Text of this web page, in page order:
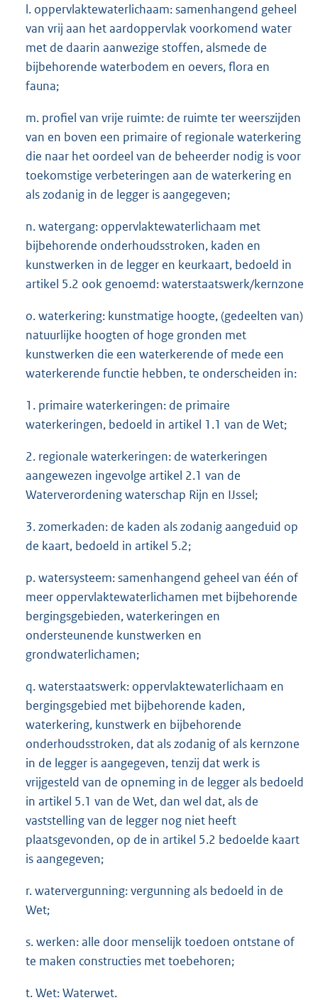
l. oppervlaktewaterlichaam: samenhangend geheel
van vrij aan het aardoppervlak voorkomend water
met de daarin aanwezige stoffen, alsmede de
bijbehorende waterbodem en oevers, flora en
fauna;
m. profiel van vrije ruimte: de ruimte ter weerszijden
van en boven een primaire of regionale waterkering
die naar het oordeel van de beheerder nodig is voor
toekomstige verbeteringen aan de waterkering en
als zodanig in de legger is aangegeven;
n. watergang: oppervlaktewaterlichaam met
bijbehorende onderhoudsstroken, kaden en
kunstwerken in de legger en keurkaart, bedoeld in
artikel 5.2 ook genoemd: waterstaatswerk/kernzone
o. waterkering: kunstmatige hoogte, (gedeelten van)
natuurlijke hoogten of hoge gronden met
kunstwerken die een waterkerende of mede een
waterkerende functie hebben, te onderscheiden in:
1. primaire waterkeringen: de primaire
waterkeringen, bedoeld in artikel 1.1 van de Wet;
2. regionale waterkeringen: de waterkeringen
aangewezen ingevolge artikel 2.1 van de
Waterverordening waterschap Rijn en IJssel;
3. zomerkaden: de kaden als zodanig aangeduid op
de kaart, bedoeld in artikel 5.2;
p. watersysteem: samenhangend geheel van één of
meer oppervlaktewaterlichamen met bijbehorende
bergingsgebieden, waterkeringen en
ondersteunende kunstwerken en
grondwaterlichamen;
q. waterstaatswerk: oppervlaktewaterlichaam en
bergingsgebied met bijbehorende kaden,
waterkering, kunstwerk en bijbehorende
onderhoudsstroken, dat als zodanig of als kernzone
in de legger is aangegeven, tenzij dat werk is
vrijgesteld van de opneming in de legger als bedoeld
in artikel 5.1 van de Wet, dan wel dat, als de
vaststelling van de legger nog niet heeft
plaatsgevonden, op de in artikel 5.2 bedoelde kaart
is aangegeven;
r. watervergunning: vergunning als bedoeld in de
Wet;
s. werken: alle door menselijk toedoen ontstane of
te maken constructies met toebehoren;
t. Wet: Waterwet.